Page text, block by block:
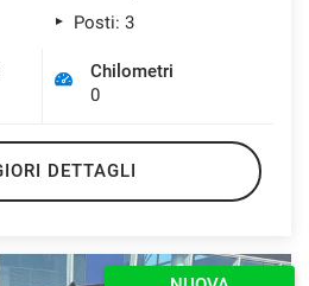
Posti: 3
Chilometri
0
DETTAGLI